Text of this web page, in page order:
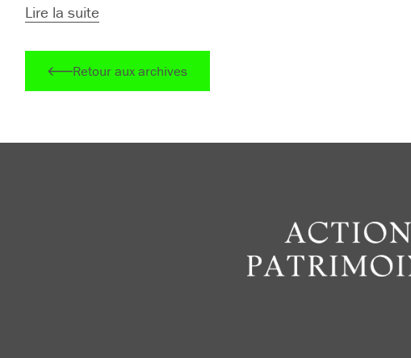
Lire la suite
Retour aux archives